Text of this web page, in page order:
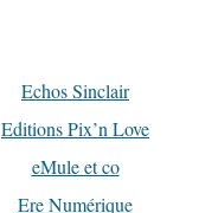
Echos Sinclair
Editions Pix’n Love
eMule et co
Ere Numérique